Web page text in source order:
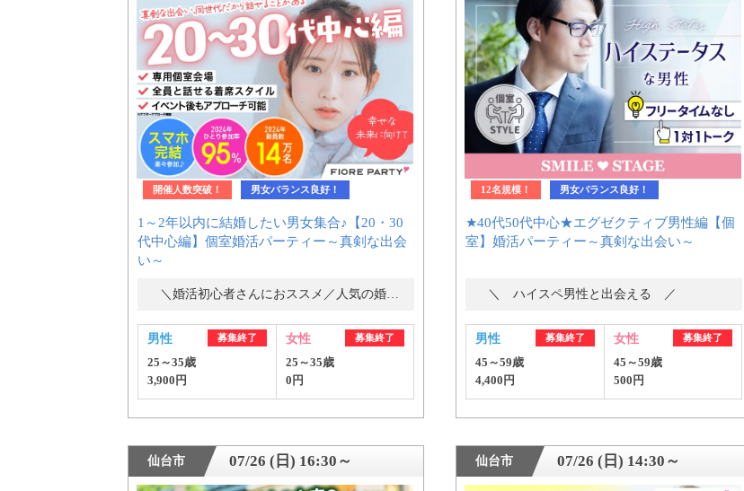
個人情報保護方針launch
子どもの安全基準に関するポリシーlaunch
公式アカウントで最新情報を配信中！
開催人数突破！ 男女バランス良好！
1～2年以内に結婚したい男女集合♪【20・30
代中心編】個室婚活パーティー～真剣な出会
い～
男性 募集終了
25～35歳
3,900円
女性 募集終了
25～35歳
0円
12名規模！ 男女バランス良好！
★40代50代中心★エグゼクティブ男性編【個
室】婚活パーティー～真剣な出会い～
＼ ハイスペ男性と出会える ／
男性 募集終了
45～59歳
4,400円
女性 募集終了
45～59歳
500円
仙台市 07/26 (日) 16:30～ 仙台市 07/26 (日) 14:30～